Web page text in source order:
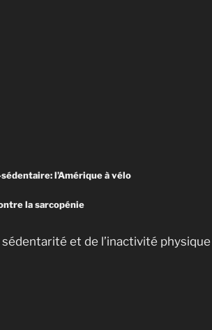
l’Amérique à vélo
la sarcopénie
et de l’inactivité physique